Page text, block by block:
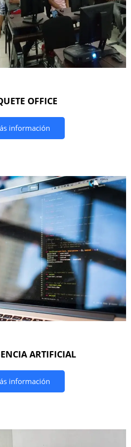
OFFICE
información
ARTIFICIAL
información